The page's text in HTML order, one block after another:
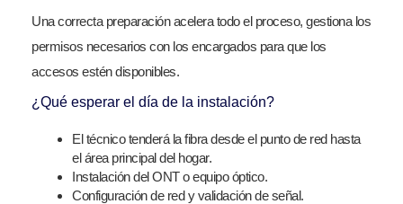
Una correcta preparación acelera todo el proceso, gestiona los
permisos necesarios con los encargados para que los
accesos estén disponibles.
¿Qué esperar el día de la instalación?
El técnico tenderá la fibra desde el punto de red hasta
el área principal del hogar.
Instalación del ONT o equipo óptico.
Configuración de red y validación de señal.